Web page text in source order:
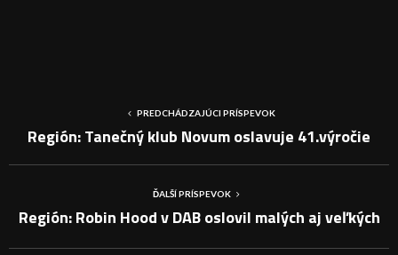
PREDCHÁDZAJÚCI PRÍSPEVOK
Región: Tanečný klub Novum oslavuje 41.výročie
ĎALŠÍ PRÍSPEVOK
Región: Robin Hood v DAB oslovil malých aj veľkých